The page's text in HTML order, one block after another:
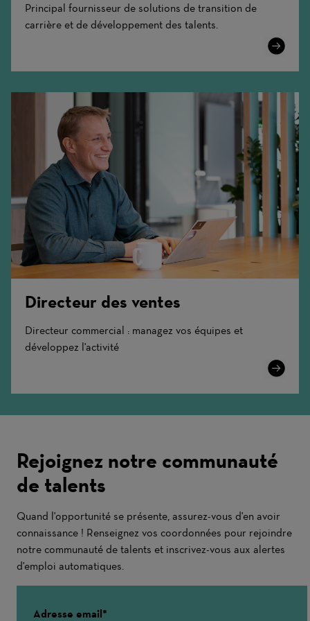
Principal fournisseur de solutions de transition de
carrière et de développement des talents.
Learn
Directeur des ventes
Directeur commercial : managez vos équipes et
développez l'activité
Learn
Rejoignez notre communauté
de talents
Quand l'opportunité se présente, assurez-vous d'en avoir
connaissance ! Renseignez vos coordonnées pour rejoindre
notre communauté de talents et inscrivez-vous aux alertes
d'emploi automatiques.
Adresse email